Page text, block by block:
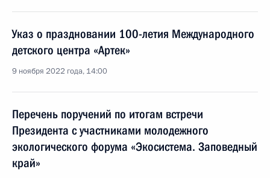
Указ о праздновании 100-летия Международного
детского центра «Артек»
9 ноября 2022 года, 14:00
Перечень поручений по итогам встречи
Президента с участниками молодежного
экологического форума «Экосистема. Заповедный
край»